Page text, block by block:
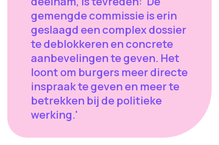
gemengde commissie is erin
geslaagd een complex dossier
te deblokkeren en concrete
aanbevelingen te geven. Het
loont om burgers meer directe
inspraak te geven en meer te
betrekken bij de politieke
werking.'